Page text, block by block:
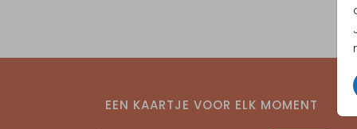
EEN KAARTJE VOOR ELK MOMENT